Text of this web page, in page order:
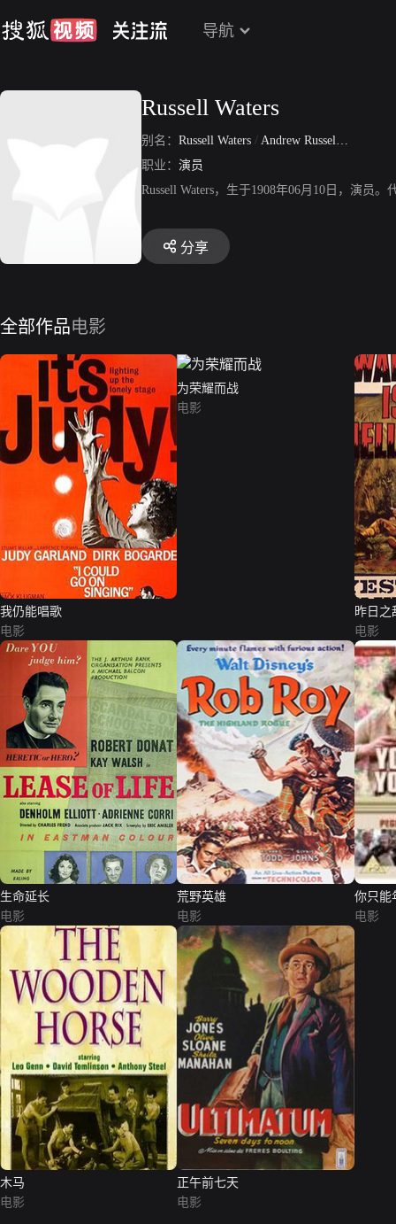
导航
Russell Waters
别名： Russell Waters / Andrew Russell Waters
职业： 演员
Russell Waters，生于1908年06月10日，演员
分享
全部作品电影
我仍能唱歌
电影
为荣耀而战
电影
昨日之
电影
生命延长
电影
荒野英雄
电影
你只能
电影
木马
电影
正午前七天
电影